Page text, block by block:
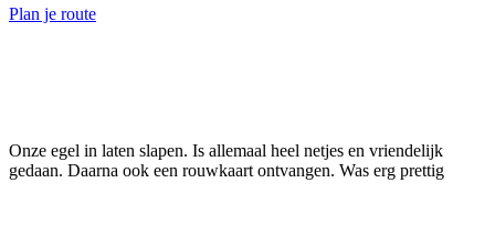
Plan je route
Onze egel in laten slapen. Is allemaal heel netjes en vriendelijk
gedaan. Daarna ook een rouwkaart ontvangen. Was erg prettig